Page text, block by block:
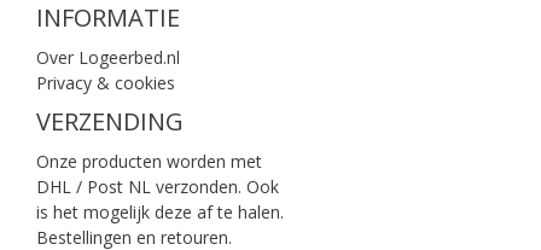
INFORMATIE
Over Logeerbed.nl
Privacy & cookies
VERZENDING
Onze producten worden met
DHL / Post NL verzonden. Ook
is het mogelijk deze af te halen.
Bestellingen en retouren.